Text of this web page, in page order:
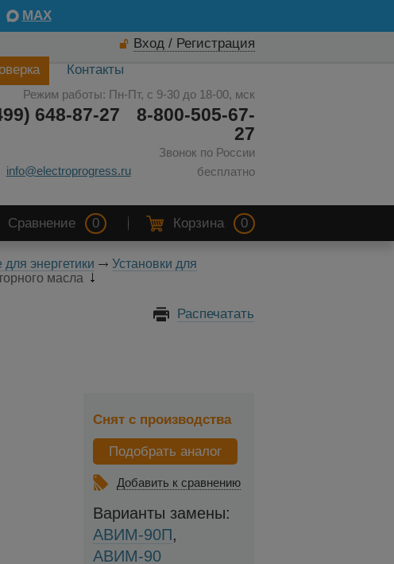
MAX
Вход / Регистрация
Контакты
Режим работы: Пн-Пт, с 9-30 до 18-00, мск
8-800-505-67-
27
Звонок по России
бесплатно
648-87-27
info@electroprogress.ru
Сравнение 0 Корзина 0
энергетики
Установки для
масла
Распечатать
Снят с производства
Подобрать аналог
Добавить к сравнению
Варианты замены:
АВИМ-90П,
АВИМ-90